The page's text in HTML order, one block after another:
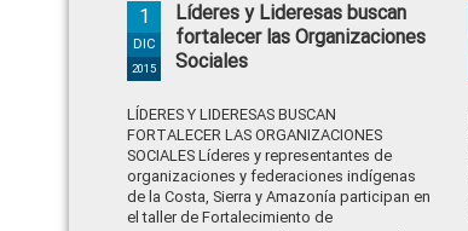
Líderes y Lideresas buscan
fortalecer las Organizaciones
Sociales
1
DIC
2015
LÍDERES Y LIDERESAS BUSCAN
FORTALECER LAS ORGANIZACIONES
SOCIALES Líderes y representantes de
organizaciones y federaciones indígenas
de la Costa, Sierra y Amazonía participan en
el taller de Fortalecimiento de